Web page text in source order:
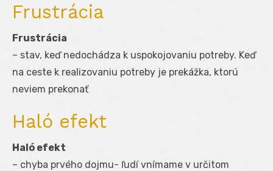
Frustrácia
Frustrácia
– stav, keď nedochádza k uspokojovaniu potreby. Keď
na ceste k realizovaniu potreby je prekážka, ktorú
neviem prekonať
Haló efekt
Haló efekt
– chyba prvého dojmu- ľudí vnímame v určitom